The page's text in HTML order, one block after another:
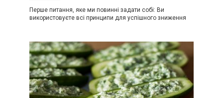
Перше питання, яке ми повинні задати собі: Ви
використовуєте всі принципи для успішного зниження